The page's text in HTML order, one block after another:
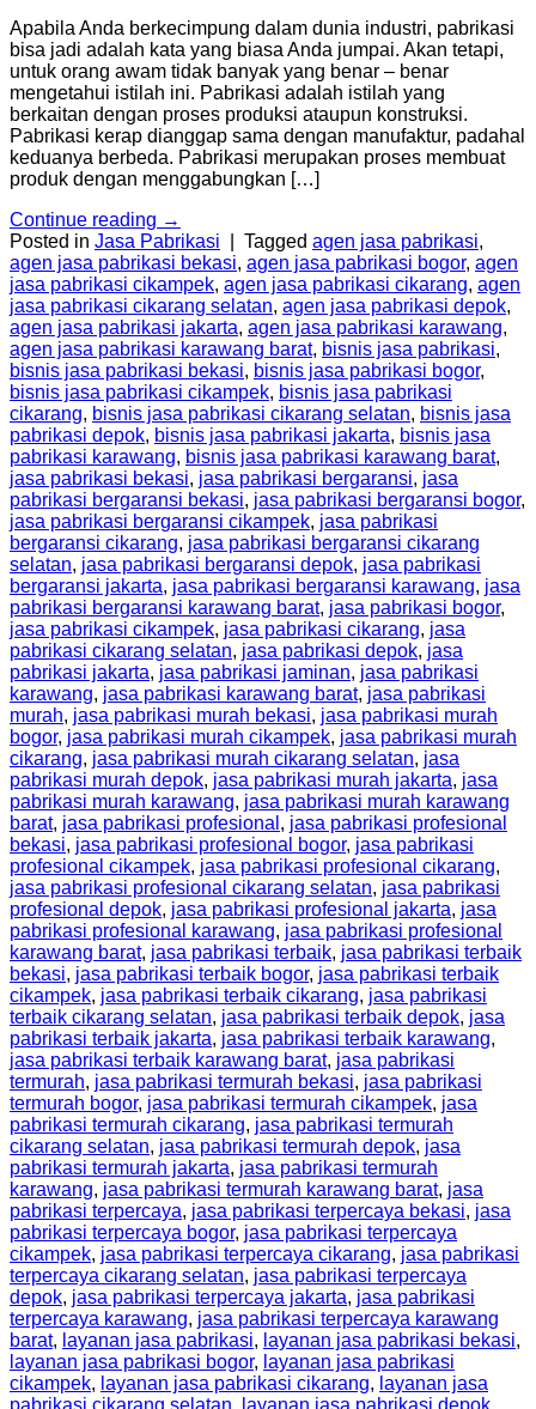
Apabila Anda berkecimpung dalam dunia industri, pabrikasi
bisa jadi adalah kata yang biasa Anda jumpai. Akan tetapi,
untuk orang awam tidak banyak yang benar – benar
mengetahui istilah ini. Pabrikasi adalah istilah yang
berkaitan dengan proses produksi ataupun konstruksi.
Pabrikasi kerap dianggap sama dengan manufaktur, padahal
keduanya berbeda. Pabrikasi merupakan proses membuat
produk dengan menggabungkan […]
Continue reading →
Posted in Jasa Pabrikasi Tagged agen jasa pabrikasi,
agen jasa pabrikasi bekasi, agen jasa pabrikasi bogor, agen
jasa pabrikasi cikampek, agen jasa pabrikasi cikarang, agen
jasa pabrikasi cikarang selatan, agen jasa pabrikasi depok,
agen jasa pabrikasi jakarta, agen jasa pabrikasi karawang,
agen jasa pabrikasi karawang barat, bisnis jasa pabrikasi,
bisnis jasa pabrikasi bekasi, bisnis jasa pabrikasi bogor,
bisnis jasa pabrikasi cikampek, bisnis jasa pabrikasi
cikarang, bisnis jasa pabrikasi cikarang selatan, bisnis jasa
pabrikasi depok, bisnis jasa pabrikasi jakarta, bisnis jasa
pabrikasi karawang, bisnis jasa pabrikasi karawang barat,
jasa pabrikasi bekasi, jasa pabrikasi bergaransi, jasa
pabrikasi bergaransi bekasi, jasa pabrikasi bergaransi bogor,
jasa pabrikasi bergaransi cikampek, jasa pabrikasi
bergaransi cikarang, jasa pabrikasi bergaransi cikarang
selatan, jasa pabrikasi bergaransi depok, jasa pabrikasi
bergaransi jakarta, jasa pabrikasi bergaransi karawang, jasa
pabrikasi bergaransi karawang barat, jasa pabrikasi bogor,
jasa pabrikasi cikampek, jasa pabrikasi cikarang, jasa
pabrikasi cikarang selatan, jasa pabrikasi depok, jasa
pabrikasi jakarta, jasa pabrikasi jaminan, jasa pabrikasi
karawang, jasa pabrikasi karawang barat, jasa pabrikasi
murah, jasa pabrikasi murah bekasi, jasa pabrikasi murah
bogor, jasa pabrikasi murah cikampek, jasa pabrikasi murah
cikarang, jasa pabrikasi murah cikarang selatan, jasa
pabrikasi murah depok, jasa pabrikasi murah jakarta, jasa
pabrikasi murah karawang, jasa pabrikasi murah karawang
barat, jasa pabrikasi profesional , jasa pabrikasi profesional
bekasi, jasa pabrikasi profesional bogor, jasa pabrikasi
profesional cikampek, jasa pabrikasi profesional cikarang,
jasa pabrikasi profesional cikarang selatan, jasa pabrikasi
profesional depok, jasa pabrikasi profesional jakarta, jasa
pabrikasi profesional karawang, jasa pabrikasi profesional
karawang barat, jasa pabrikasi terbaik, jasa pabrikasi terbaik
bekasi, jasa pabrikasi terbaik bogor, jasa pabrikasi terbaik
cikampek, jasa pabrikasi terbaik cikarang, jasa pabrikasi
terbaik cikarang selatan, jasa pabrikasi terbaik depok, jasa
pabrikasi terbaik jakarta, jasa pabrikasi terbaik karawang,
jasa pabrikasi terbaik karawang barat, jasa pabrikasi
termurah, jasa pabrikasi termurah bekasi, jasa pabrikasi
termurah bogor, jasa pabrikasi termurah cikampek, jasa
pabrikasi termurah cikarang, jasa pabrikasi termurah
cikarang selatan, jasa pabrikasi termurah depok, jasa
pabrikasi termurah jakarta, jasa pabrikasi termurah
karawang, jasa pabrikasi termurah karawang barat, jasa
pabrikasi terpercaya, jasa pabrikasi terpercaya bekasi, jasa
pabrikasi terpercaya bogor, jasa pabrikasi terpercaya
cikampek, jasa pabrikasi terpercaya cikarang, jasa pabrikasi
terpercaya cikarang selatan, jasa pabrikasi terpercaya
depok, jasa pabrikasi terpercaya jakarta, jasa pabrikasi
terpercaya karawang, jasa pabrikasi terpercaya karawang
barat, layanan jasa pabrikasi, layanan jasa pabrikasi bekasi,
layanan jasa pabrikasi bogor, layanan jasa pabrikasi
cikampek, layanan jasa pabrikasi cikarang, layanan jasa